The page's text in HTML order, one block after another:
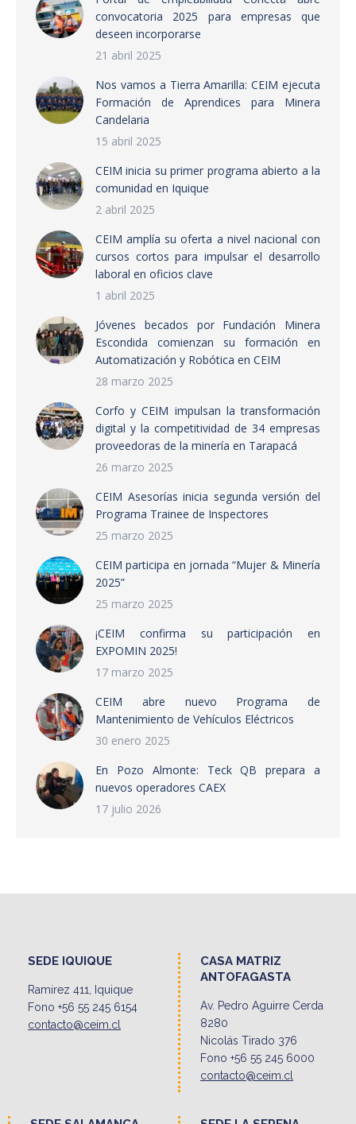
convocatoria 2025 para empresas que
deseen incorporarse
21 abril 2025
Nos vamos a Tierra Amarilla: CEIM ejecuta
Formación de Aprendices para Minera
Candelaria
15 abril 2025
CEIM inicia su primer programa abierto a la
comunidad en Iquique
2 abril 2025
CEIM amplía su oferta a nivel nacional con
cursos cortos para impulsar el desarrollo
laboral en oficios clave
1 abril 2025
Jóvenes becados por Fundación Minera
Escondida comienzan su formación en
Automatización y Robótica en CEIM
28 marzo 2025
Corfo y CEIM impulsan la transformación
digital y la competitividad de 34 empresas
proveedoras de la minería en Tarapacá
26 marzo 2025
CEIM Asesorías inicia segunda versión del
Programa Trainee de Inspectores
25 marzo 2025
CEIM participa en jornada “Mujer & Minería
2025”
25 marzo 2025
¡CEIM confirma su participación en
EXPOMIN 2025!
17 marzo 2025
CEIM abre nuevo Programa de
Mantenimiento de Vehículos Eléctricos
30 enero 2025
En Pozo Almonte: Teck QB prepara a
nuevos operadores CAEX
17 julio 2026
SEDE IQUIQUE
Ramirez 411, Iquique
Fono +56 55 245 6154
contacto@ceim.cl
CASA MATRIZ
ANTOFAGASTA
Av. Pedro Aguirre Cerda
8280
Nicolás Tirado 376
Fono +56 55 245 6000
contacto@ceim.cl